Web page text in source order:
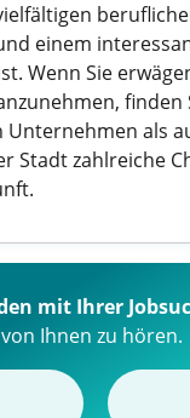
einem
Wenn Sie
finden
Unternehmen als
Stadt zahlreiche
mit Ihrer
Ihnen zu hören.